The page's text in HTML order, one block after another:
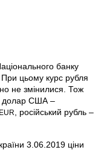
банку
цьому курс рубля
не змінилися. Тож
долар США –
EUR
, російський рубль –
3.06.2019 ціни